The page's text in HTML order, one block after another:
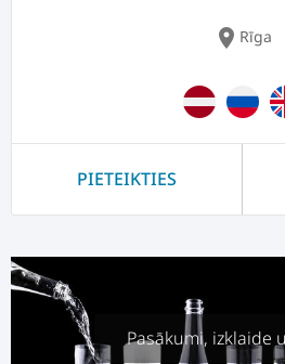
location_on Rīga
PIETEIKTIES
Pasākumi, izklaide